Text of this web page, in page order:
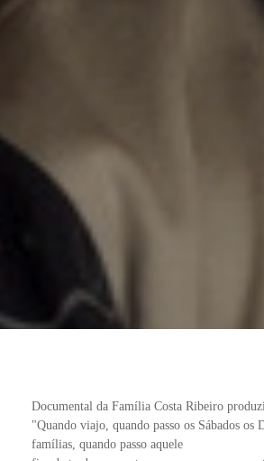
Documental da Família Costa Ribeiro
"Quando viajo, quando passo os Sábados os
famílias, quando passo aquele